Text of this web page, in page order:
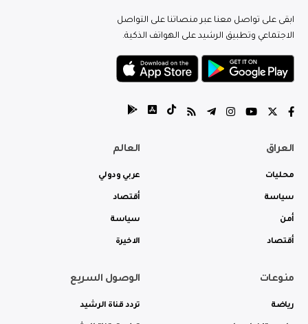
ابقى على تواصل معنا عبر منصاتنا على التواصل
الاجتماعي وتطبيق الرشيد على الهواتف الذكية.
العراق
محليات
سياسة
أمن
أقتصاد
العالم
عربي ودولي
أقتصاد
سياسة
الاخيرة
منوعات
رياضة
الوصول السريع
تردد قناة الرشيد